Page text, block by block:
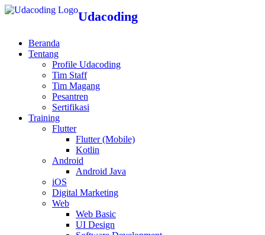
Udacoding
Beranda
Tentang
Profile Udacoding
Tim Staff
Tim Magang
Pesantren
Sertifikasi
Training
Flutter
Flutter (Mobile)
Kotlin
Android
Android Java
iOS
Digital Marketing
Web
Web Basic
UI Design